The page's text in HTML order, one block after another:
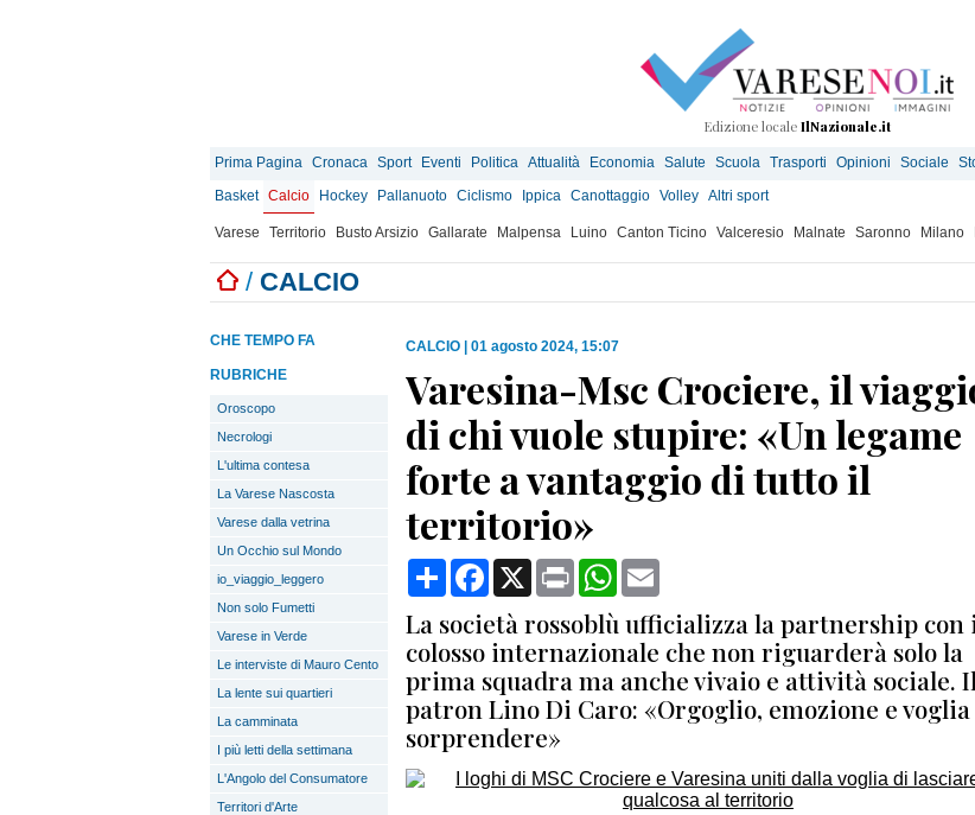
Edizione locale IlNazionale.it
Prima Pagina Cronaca Sport Eventi Politica Attualità Economia Salute Scuola Trasporti Opinioni Sociale
Basket Calcio Hockey Pallanuoto Ciclismo Ippica Canottaggio Volley Altri sport
Varese Territorio Busto Arsizio Gallarate Malpensa Luino Canton Ticino Valceresio Malnate Saronno Milano
/ CALCIO
CHE TEMPO FA
RUBRICHE
Oroscopo
Necrologi
L'ultima contesa
La Varese Nascosta
Varese dalla vetrina
Un Occhio sul Mondo
io_viaggio_leggero
Non solo Fumetti
Varese in Verde
Le interviste di Mauro Cento
La lente sui quartieri
La camminata
I più letti della settimana
L'Angolo del Consumatore
Territori d'Arte
CALCIO 01 agosto 2024, 15:07
Varesina-Msc Crociere, il
di chi vuole stupire: «Un legame
forte a vantaggio di tutto il
territorio»
CondividiFacebook
X Print WhatsApp
La società rossoblù ufficializza la partnership con
colosso internazionale che non riguarderà solo la
prima squadra ma anche vivaio e attività sociale. Il
patron Lino Di Caro: «Orgoglio, emozione e
sorprendere»